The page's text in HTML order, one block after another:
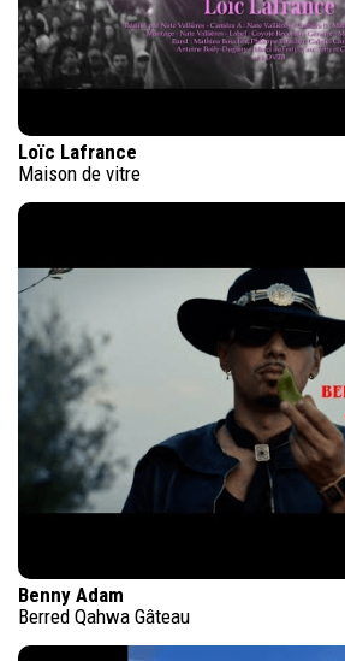
Loïc Lafrance
Maison de vitre
Benny Adam
Berred Qahwa Gâteau